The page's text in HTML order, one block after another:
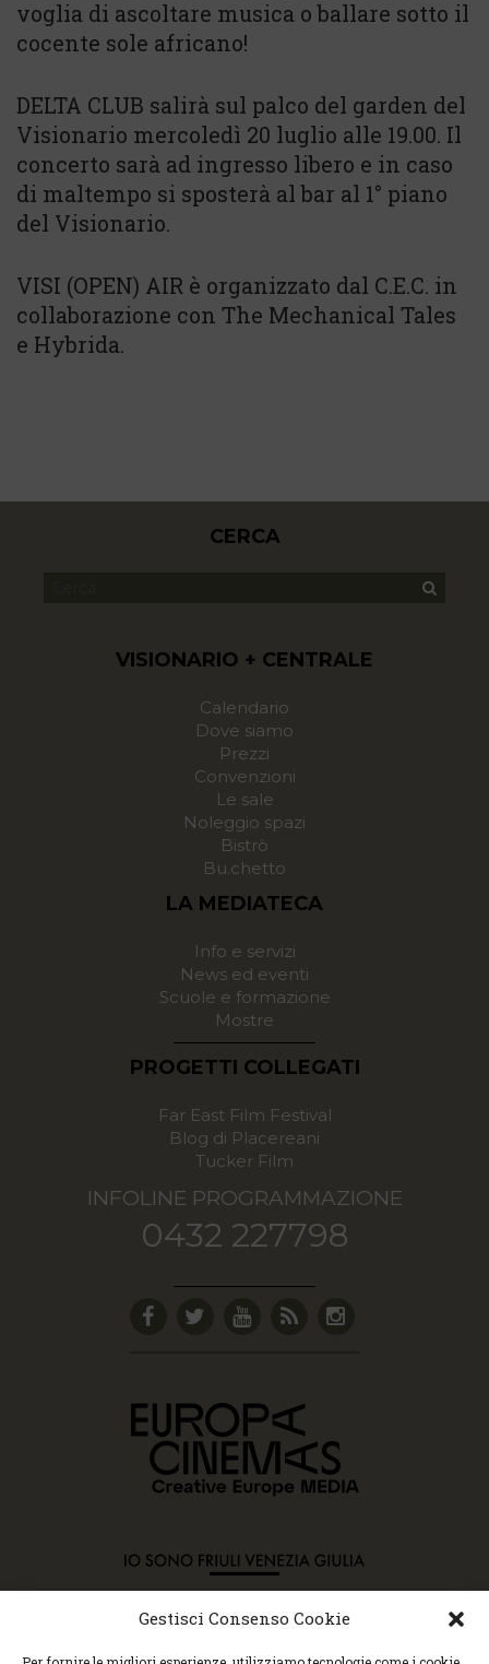
Gestisci Consenso Cookie
voglia di ascoltare musica o ballare sotto il
cocente sole africano!
DELTA CLUB salirà sul palco del garden del
Visionario mercoledì 20 luglio alle 19.00. Il
concerto sarà ad ingresso libero e in caso
di maltempo si sposterà al bar al 1° piano
del Visionario.
VISI (OPEN) AIR è organizzato dal C.E.C. in
collaborazione con The Mechanical Tales
e Hybrida.
CERCA
VISIONARIO + CENTRALE
Calendario
Dove siamo
Prezzi
Convenzioni
Le sale
Noleggio spazi
Bistrò
Bu.chetto
LA MEDIATECA
Info e servizi
News ed eventi
Scuole e formazione
Mostre
PROGETTI COLLEGATI
Far East Film Festival
Blog di Placereani
Tucker Film
INFOLINE PROGRAMMAZIONE
0432 227798
Copyright © 2015 Cec, Tutti i diritti riservati. Nessun